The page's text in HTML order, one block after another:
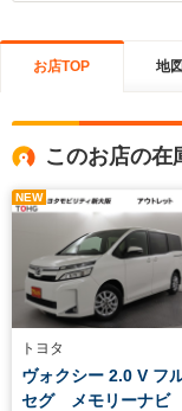
お店TOP 地
このお店の在
NEW
トヨタ
ヴォクシー 2.0 V フ
セグ メモリーナビ